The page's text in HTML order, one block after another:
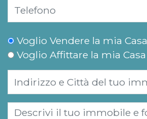
Voglio Vendere la mia Casa
Voglio Affittare la mia Casa